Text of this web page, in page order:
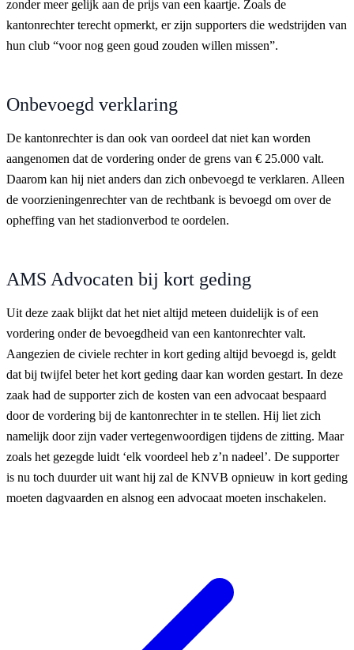
zonder meer gelijk aan de prijs van een kaartje. Zoals de
kantonrechter terecht opmerkt, er zijn supporters die wedstrijden van
hun club “voor nog geen goud zouden willen missen”.
Onbevoegd verklaring
De kantonrechter is dan ook van oordeel dat niet kan worden
aangenomen dat de vordering onder de grens van € 25.000 valt.
Daarom kan hij niet anders dan zich onbevoegd te verklaren. Alleen
de voorzieningenrechter van de rechtbank is bevoegd om over de
opheffing van het stadionverbod te oordelen.
AMS Advocaten bij kort geding
Uit deze zaak blijkt dat het niet altijd meteen duidelijk is of een
vordering onder de bevoegdheid van een kantonrechter valt.
Aangezien de civiele rechter in kort geding altijd bevoegd is, geldt
dat bij twijfel beter het kort geding daar kan worden gestart. In deze
zaak had de supporter zich de kosten van een advocaat bespaard
door de vordering bij de kantonrechter in te stellen. Hij liet zich
namelijk door zijn vader vertegenwoordigen tijdens de zitting. Maar
zoals het gezegde luidt ‘elk voordeel heb z’n nadeel’. De supporter
is nu toch duurder uit want hij zal de KNVB opnieuw in kort geding
moeten dagvaarden en alsnog een advocaat moeten inschakelen.